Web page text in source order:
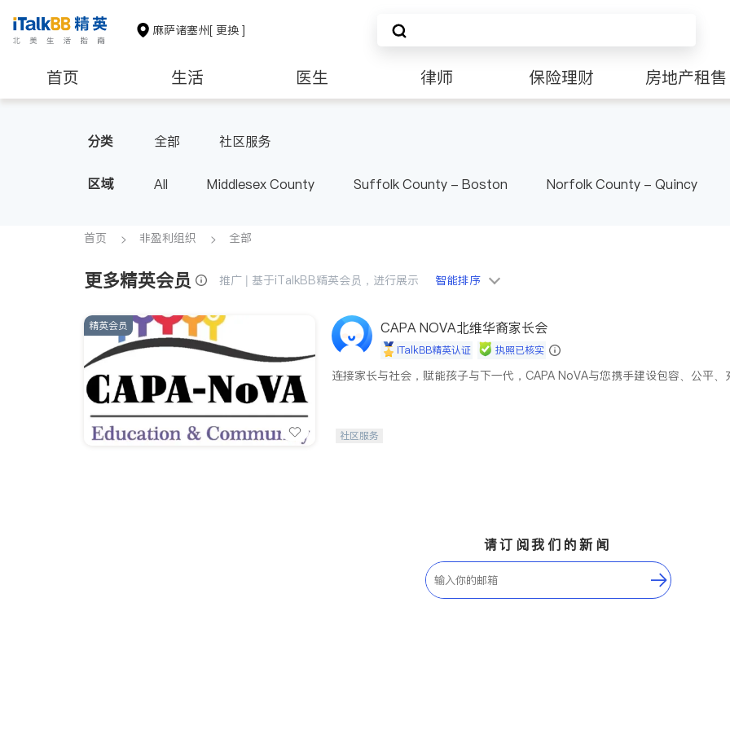
麻萨诸塞州[ 更换 ]
首页 生活 医生 律师 保险理财 房地产租售
分类 全部 社区服务
区域 All Middlesex County Suffolk County - Boston Norfolk County - Quincy
首页 非盈利组织 全部
更多精英会员 推广 | 基于iTalkBB精英会员，进行展示 智能排序
精英会员 CAPA NOVA北维华裔家长会
iTalkBB精英认证 执照已核实
连接家长与社会，赋能孩子与下一代，CAPA NoVA与您携手建设包容、公平、
社区服务
请订阅我们的新闻